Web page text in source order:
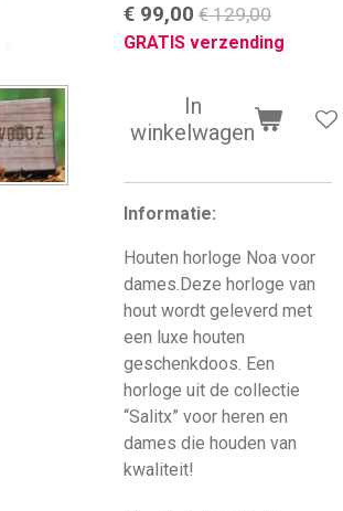
€ 99,00 € 129,00
GRATIS verzending
In
winkelwagen
Informatie:
Houten horloge Noa voor
dames.Deze horloge van
hout wordt geleverd met
een luxe houten
geschenkdoos. Een
horloge uit de collectie
“Salitx” voor heren en
dames die houden van
kwaliteit!